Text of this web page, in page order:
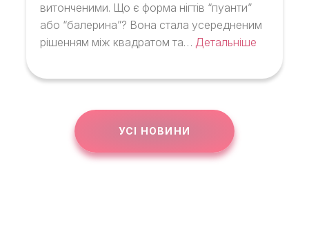
витонченими. Що є форма нігтів “пуанти”
або “балерина”? Вона стала усередненим
рішенням між квадратом та… Детальніше
УСІ НОВИНИ